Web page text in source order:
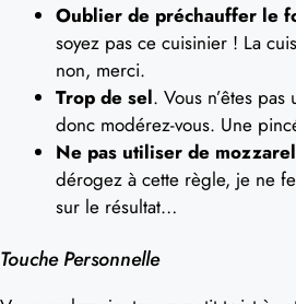
Oublier de préchauffer le
soyez pas ce cuisinier ! La
non, merci.
Trop de sel. Vous n’êtes
donc modérez-vous. Une
Ne pas utiliser de
dérogez à cette règle, je ne
sur le résultat…
Touche Personnelle